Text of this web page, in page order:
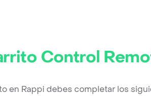
Control
en Rappi debes completar los